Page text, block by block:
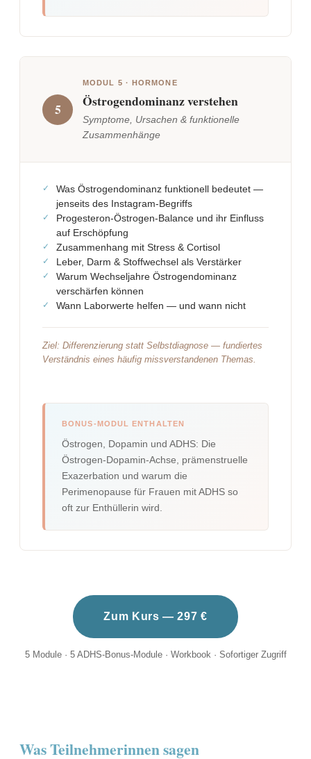
5
MODUL 5 · HORMONE
Östrogendominanz verstehen
Symptome, Ursachen & funktionelle
Zusammenhänge
Was Östrogendominanz funktionell bedeutet —
jenseits des Instagram-Begriffs
Progesteron-Östrogen-Balance und ihr Einfluss
auf Erschöpfung
Zusammenhang mit Stress & Cortisol
Leber, Darm & Stoffwechsel als Verstärker
Warum Wechseljahre Östrogendominanz
verschärfen können
Wann Laborwerte helfen — und wann nicht
Ziel: Differenzierung statt Selbstdiagnose — fundiertes
Verständnis eines häufig missverstandenen Themas.
BONUS-MODUL ENTHALTEN
Östrogen, Dopamin und ADHS: Die
Östrogen-Dopamin-Achse, prämenstruelle
Exazerbation und warum die
Perimenopause für Frauen mit ADHS so
oft zur Enthüllerin wird.
Zum Kurs — 297 €
5 Module · 5 ADHS-Bonus-Module · Workbook · Sofortiger Zugriff
Was Teilnehmerinnen sagen